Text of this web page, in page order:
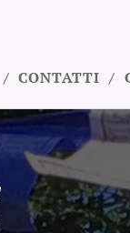
CONTATTI